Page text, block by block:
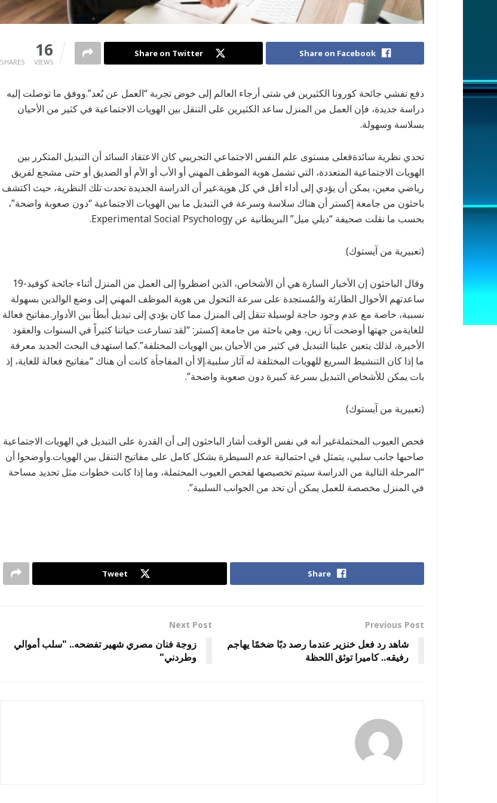
SHARES
16
VIEWS
Share on Facebook
Share on Twitter
دفع تفشي جائحة كورونا الكثيرين في شتى أرجاء العالم إلى خوض تجربة “العمل عن بُعد”.ووفق ما توصلت إليه
دراسة جديدة، فإن العمل من المنزل ساعد الكثيرين على التنقل بين الهويات الاجتماعية في كثير من الأحيان
بسلاسة وسهولة.
تحدي نظرية سائدةفعلى مستوى علم النفس الاجتماعي التجريبي كان الاعتقاد السائد أن التبديل المتكرر بين
الهويات الاجتماعية المتعددة، التي تشمل هوية الموظف المهني أو الأب أو الأم أو الصديق أو حتى مشجع لفريق
رياضي معين، يمكن أن يؤدي إلى أداء أقل في كل هوية.غير أن الدراسة الجديدة تحدت تلك النظرية، حيث اكتشف
باحثون من جامعة إكستر أن هناك سلاسة وسرعة في التبديل ما بين الهويات الاجتماعية “دون صعوبة واضحة”،
بحسب ما نقلت صحيفة “ديلي ميل” البريطانية عن Experimental Social Psychology.
(تعبيرية من آيستوك)
وقال الباحثون إن الأخبار السارة هي أن الأشخاص، الذين اضطروا إلى العمل من المنزل أثناء جائحة كوفيد-19
ساعدتهم الأحوال الطارئة والمُستجدة على سرعة التحول من هوية الموظف المهني إلى وضع الوالدين بسهولة
نسبية، خاصة مع عدم وجود حاجة لوسيلة تنقل إلى المنزل مما كان يؤدي إلى تبديل أبطأ بين الأدوار.مفاتيح فعالة
للغايةمن جهتها أوضحت آنا زين، وهي باحثة من جامعة إكستر: “لقد تسارعت حياتنا كثيراً في السنوات والعقود
الأخيرة، لذلك يتعين علينا التبديل في كثير من الأحيان بين الهويات المختلفة”.كما استهدف البحث الجديد معرفة
ما إذا كان التنشيط السريع للهويات المختلفة له آثار سلبية.إلا أن المفاجأة كانت أن هناك “مفاتيح فعالة للغاية، إذ
بات يمكن للأشخاص التبديل بسرعة كبيرة دون صعوبة واضحة”.
(تعبيرية من آيستوك)
فحص العيوب المحتملةغير أنه في نفس الوقت أشار الباحثون إلى أن القدرة على التبديل في الهويات الاجتماعية
صاحبها جانب سلبي، يتمثل في احتمالية عدم السيطرة بشكل كامل على مفاتيح التنقل بين الهويات.وأوضحوا أن
“المرحلة التالية من الدراسة سيتم تخصيصها لفحص العيوب المحتملة، وما إذا كانت خطوات مثل تحديد مساحة
في المنزل مخصصة للعمل يمكن أن تحد من الجوانب السلبية”.
Share
Tweet
Previous Post
شاهد رد فعل خنزير عندما رصد دبًا ضخمًا يهاجم
رفيقه.. كاميرا توثق اللحظة
Next Post
زوجة فنان مصري شهير تفضحه.. "سلب أموالي
وطردني"